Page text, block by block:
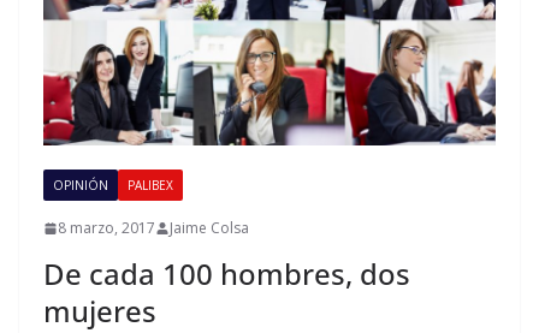
OPINIÓN PALIBEX
8 marzo, 2017 Jaime Colsa
De cada 100 hombres, dos
mujeres